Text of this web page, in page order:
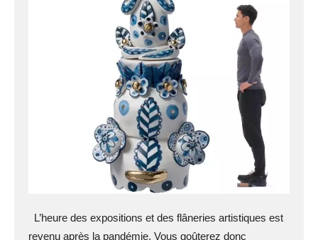
L’heure des expositions et des flâneries artistiques est
revenu après la pandémie. Vous goûterez donc